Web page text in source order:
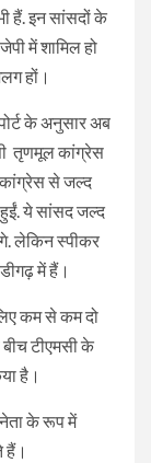
हैं. इन सांसदों के
में शामिल हो
हों।
के अनुसार अब
तृणमूल कांग्रेस
से जल्द
ये सांसद जल्द
लेकिन स्पीकर
में हैं।
कम से कम दो
टीएमसी के
है।
के रूप में
हैं।